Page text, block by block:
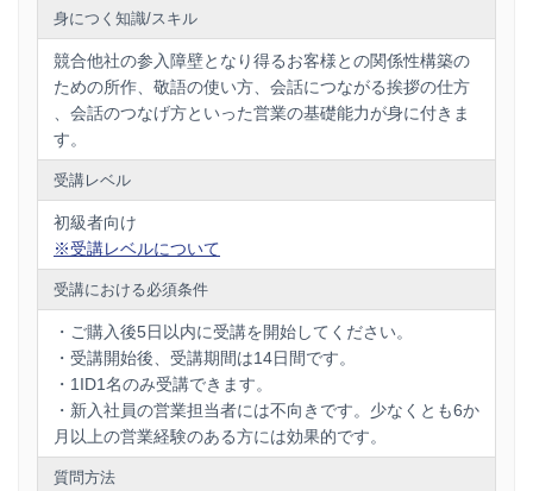
・会話につながる”挨拶の仕方””会話のつなげ方”
基本的なことを実践するだけで、間違いなくお客様の反応が変わ
ります。
営業の結果が変わります。
身につく知識/スキル
競合他社の参入障壁となり得るお客様との関係性構築の
ための所作、敬語の使い方、会話につながる挨拶の仕方
、会話のつなげ方といった営業の基礎能力が身に付きま
す。
受講レベル
初級者向け
※受講レベルについて
受講における必須条件
・ご購入後5日以内に受講を開始してください。
・受講開始後、受講期間は14日間です。
・1ID1名のみ受講できます。
・新入社員の営業担当者には不向きです。少なくとも6か
月以上の営業経験のある方には効果的です。
質問方法